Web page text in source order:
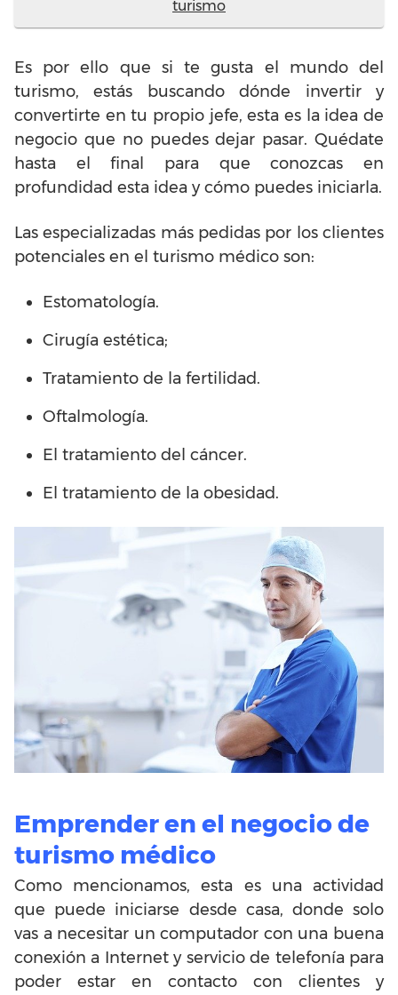
turismo
Es por ello que si te gusta el mundo del
turismo, estás buscando dónde invertir y
convertirte en tu propio jefe, esta es la idea de
negocio que no puedes dejar pasar. Quédate
hasta el final para que conozcas en
profundidad esta idea y cómo puedes iniciarla.
Las especializadas más pedidas por los clientes
potenciales en el turismo médico son:
Estomatología.
Cirugía estética;
Tratamiento de la fertilidad.
Oftalmología.
El tratamiento del cáncer.
El tratamiento de la obesidad.
Emprender en el negocio de
turismo médico
Como mencionamos, esta es una actividad
que puede iniciarse desde casa, donde solo
vas a necesitar un computador con una buena
conexión a Internet y servicio de telefonía para
poder estar en contacto con clientes y